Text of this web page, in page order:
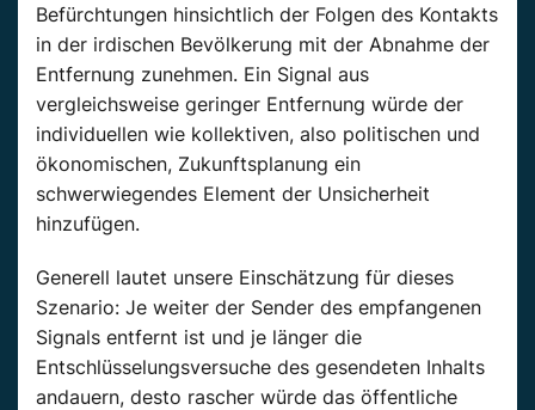
Befürchtungen hinsichtlich der Folgen des Kontakts
in der irdischen Bevölkerung mit der Abnahme der
Entfernung zunehmen. Ein Signal aus
vergleichsweise geringer Entfernung würde der
individuellen wie kollektiven, also politischen und
ökonomischen, Zukunftsplanung ein
schwerwiegendes Element der Unsicherheit
hinzufügen.
Generell lautet unsere Einschätzung für dieses
Szenario: Je weiter der Sender des empfangenen
Signals entfernt ist und je länger die
Entschlüsselungsversuche des gesendeten Inhalts
andauern, desto rascher würde das öffentliche